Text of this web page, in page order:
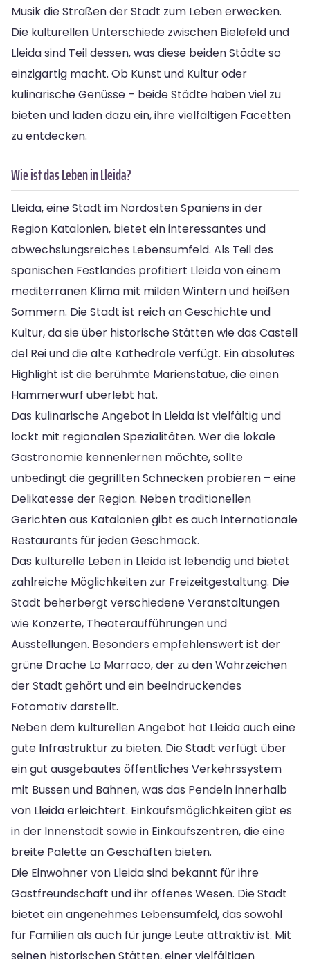
Musik die Straßen der Stadt zum Leben erwecken.
Die kulturellen Unterschiede zwischen Bielefeld und
Lleida sind Teil dessen, was diese beiden Städte so
einzigartig macht. Ob Kunst und Kultur oder
kulinarische Genüsse – beide Städte haben viel zu
bieten und laden dazu ein, ihre vielfältigen Facetten
zu entdecken.
Wie ist das Leben in Lleida?
Lleida, eine Stadt im Nordosten Spaniens in der
Region Katalonien, bietet ein interessantes und
abwechslungsreiches Lebensumfeld. Als Teil des
spanischen Festlandes profitiert Lleida von einem
mediterranen Klima mit milden Wintern und heißen
Sommern. Die Stadt ist reich an Geschichte und
Kultur, da sie über historische Stätten wie das Castell
del Rei und die alte Kathedrale verfügt. Ein absolutes
Highlight ist die berühmte Marienstatue, die einen
Hammerwurf überlebt hat.
Das kulinarische Angebot in Lleida ist vielfältig und
lockt mit regionalen Spezialitäten. Wer die lokale
Gastronomie kennenlernen möchte, sollte
unbedingt die gegrillten Schnecken probieren – eine
Delikatesse der Region. Neben traditionellen
Gerichten aus Katalonien gibt es auch internationale
Restaurants für jeden Geschmack.
Das kulturelle Leben in Lleida ist lebendig und bietet
zahlreiche Möglichkeiten zur Freizeitgestaltung. Die
Stadt beherbergt verschiedene Veranstaltungen
wie Konzerte, Theateraufführungen und
Ausstellungen. Besonders empfehlenswert ist der
grüne Drache Lo Marraco, der zu den Wahrzeichen
der Stadt gehört und ein beeindruckendes
Fotomotiv darstellt.
Neben dem kulturellen Angebot hat Lleida auch eine
gute Infrastruktur zu bieten. Die Stadt verfügt über
ein gut ausgebautes öffentliches Verkehrssystem
mit Bussen und Bahnen, was das Pendeln innerhalb
von Lleida erleichtert. Einkaufsmöglichkeiten gibt es
in der Innenstadt sowie in Einkaufszentren, die eine
breite Palette an Geschäften bieten.
Die Einwohner von Lleida sind bekannt für ihre
Gastfreundschaft und ihr offenes Wesen. Die Stadt
bietet ein angenehmes Lebensumfeld, das sowohl
für Familien als auch für junge Leute attraktiv ist. Mit